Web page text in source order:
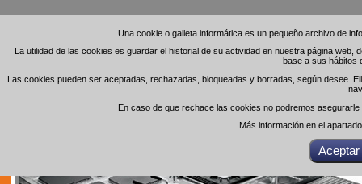
Una cookie o galleta informática es un pequeño archivo de
La utilidad de las cookies es guardar el historial de su actividad en nuestra página
base a sus hábitos
Las cookies pueden ser aceptadas, rechazadas, bloqueadas y borradas, según desee.
En caso de que rechace las cookies no podremos
Más información en el
Una cookie o galleta informática es un pequeño archivo de
La utilidad de las cookies es guardar el historial de su actividad en nuestra página
base a sus hábitos
Las cookies pueden ser aceptadas, rechazadas, bloqueadas y borradas, según desee.
En caso de que rechace las cookies no podremos
Más información en el